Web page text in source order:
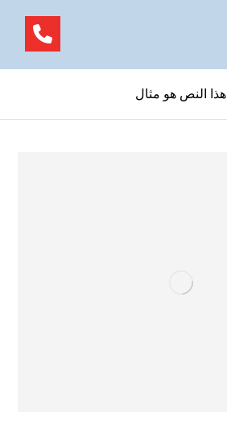
هذا النص هو مثال